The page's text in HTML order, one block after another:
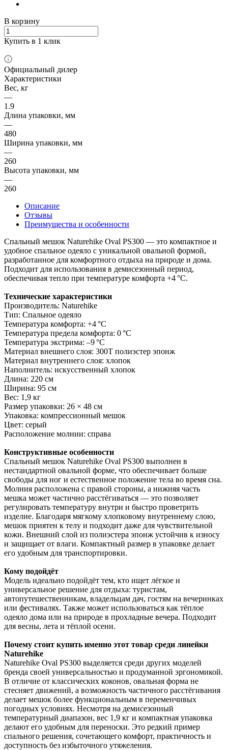
В корзину
Купить в 1 клик
Официальный дилер
Характеристики
Вес, кг
—
1.9
Длина упаковки, мм
—
480
Ширина упаковки, мм
—
260
Высота упаковки, мм
—
260
Описание
Отзывы
Преимущества и особенности
Спальный мешок Naturehike Oval PS300 — это компактное и
удобное спальное одеяло с уникальной овальной формой,
разработанное для комфортного отдыха на природе и дома.
Подходит для использования в демисезонный период,
обеспечивая тепло при температуре комфорта +4 °C.
Технические характеристики
Производитель: Naturehike
Тип: Спальное одеяло
Температура комфорта: +4 °C
Температура предела комфорта: 0 °C
Температура экстрима: –9 °C
Материал внешнего слоя: 300T полиэстер эпонж
Материал внутреннего слоя: хлопок
Наполнитель: искусственный хлопок
Длина: 220 см
Ширина: 95 см
Вес: 1,9 кг
Размер упаковки: 26 × 48 см
Упаковка: компрессионный мешок
Цвет: серый
Расположение молнии: справа
Конструктивные особенности
Спальный мешок Naturehike Oval PS300 выполнен в
нестандартной овальной форме, что обеспечивает больше
свободы для ног и естественное положение тела во время сна.
Молния расположена с правой стороны, а нижняя часть
мешка может частично расстёгиваться — это позволяет
регулировать температуру внутри и быстро проветрить
изделие. Благодаря мягкому хлопковому внутреннему слою,
мешок приятен к телу и подходит даже для чувствительной
кожи. Внешний слой из полиэстера эпонж устойчив к износу
и защищает от влаги. Компактный размер в упаковке делает
его удобным для транспортировки.
Кому подойдёт
Модель идеально подойдёт тем, кто ищет лёгкое и
универсальное решение для отдыха: туристам,
автопутешественникам, владельцам дач, гостям на вечеринках
или фестивалях. Также может использоваться как тёплое
одеяло дома или на природе в прохладные вечера. Подходит
для весны, лета и тёплой осени.
Почему стоит купить именно этот товар среди линейки
Naturehike
Naturehike Oval PS300 выделяется среди других моделей
бренда своей универсальностью и продуманной эргономикой.
В отличие от классических коконов, овальная форма не
стесняет движений, а возможность частичного расстёгивания
делает мешок более функциональным в переменчивых
погодных условиях. Несмотря на демисезонный
температурный диапазон, вес 1,9 кг и компактная упаковка
делают его удобным для переноски. Это редкий пример
спального решения, сочетающего комфорт, практичность и
доступность без избыточного утяжеления.